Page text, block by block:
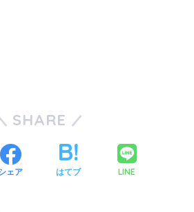
SHARE
ェア はてブ LINE